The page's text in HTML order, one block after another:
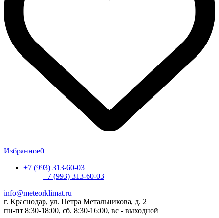
Избранное0
+7 (993) 313-60-03
+7 (993) 313-60-03
info@meteorklimat.ru
г. Краснодар, ул. Петра Метальникова, д. 2
пн-пт 8:30-18:00, сб. 8:30-16:00, вс - выходной